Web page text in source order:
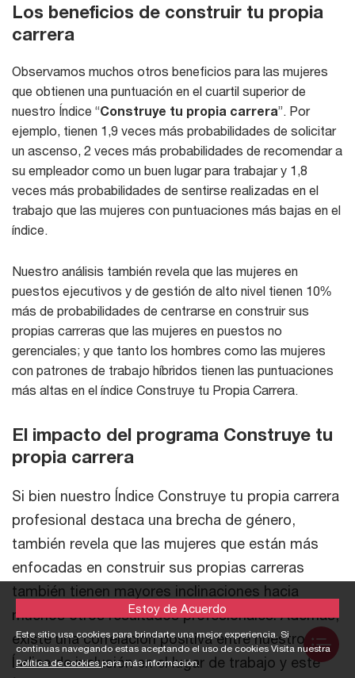
Los beneficios de construir tu propia
carrera
Observamos muchos otros beneficios para las mujeres
que obtienen una puntuación en el cuartil superior de
nuestro Índice “Construye tu propia carrera”. Por
ejemplo, tienen 1,9 veces más probabilidades de solicitar
un ascenso, 2 veces más probabilidades de recomendar a
su empleador como un buen lugar para trabajar y 1,8
veces más probabilidades de sentirse realizadas en el
trabajo que las mujeres con puntuaciones más bajas en el
índice.
Nuestro análisis también revela que las mujeres en
puestos ejecutivos y de gestión de alto nivel tienen 10%
más de probabilidades de centrarse en construir sus
propias carreras que las mujeres en puestos no
gerenciales; y que tanto los hombres como las mujeres
con patrones de trabajo híbridos tienen las puntuaciones
más altas en el índice Construye tu Propia Carrera.
El impacto del programa Construye tu
propia carrera
Si bien nuestro Índice Construye tu propia carrera
profesional destaca una brecha de género,
también revela que las mujeres que están más
enfocadas en construir sus propias carreras
también tienen mayores inclinaciones hacia
muchos otros resultados profesionales. Además,
existe una correlación positiva entre nuestro
Índice de inclusión en el lugar de trabajo y este
Este sitio usa cookies para brindarte una mejor experiencia. Si
continuas navegando estas aceptando el uso de cookies Visita nuestra
Política de cookiespara más información.
Estoy de Acuerdo